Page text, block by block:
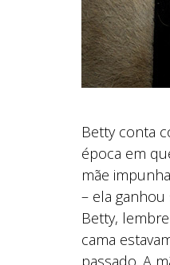
Betty conta
época em
mãe
– ela
Betty,
cama
passado. A